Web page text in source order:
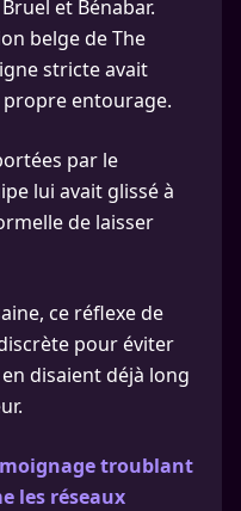
et Bénabar.
belge de The
stricte avait
entourage.
par le
lui avait glissé à
de laisser
ce réflexe de
pour éviter
disaient déjà long
troublant
les réseaux